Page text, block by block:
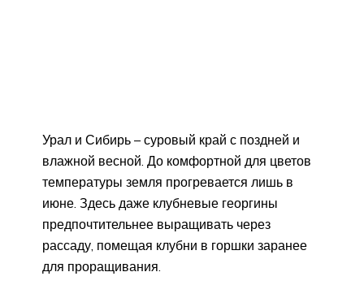
Урал и Сибирь – суровый край с поздней и
влажной весной. До комфортной для цветов
температуры земля прогревается лишь в
июне. Здесь даже клубневые георгины
предпочтительнее выращивать через
рассаду, помещая клубни в горшки заранее
для проращивания.